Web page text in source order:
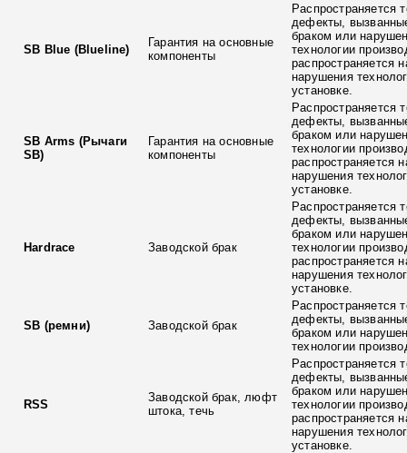
SB Blue (Blueline)
Гарантия на основные
компоненты
Распространяется
дефекты,
браком или
технологии
распространяется
нарушения
установке.
SB Arms (Рычаги
SB)
Гарантия на основные
компоненты
Распространяется
дефекты,
браком или
технологии
распространяется
нарушения
установке.
Hardrace Заводской брак
Распространяется
дефекты,
браком или
технологии
распространяется
нарушения
установке.
SB (ремни) Заводской брак
Распространяется
дефекты,
браком или
технологии
RSS
Заводской брак, люфт
штока, течь
Распространяется
дефекты,
браком или
технологии
распространяется
нарушения
установке.